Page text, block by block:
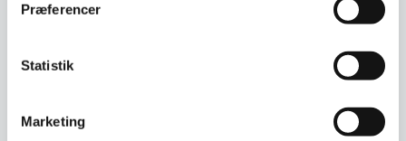
Præferencer
Statistik
Marketing